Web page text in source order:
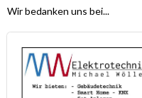
Wir bedanken uns bei...